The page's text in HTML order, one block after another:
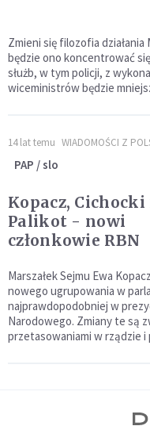
Zmieni się filozofia
będzie ono koncentrować
służb, w tym policji, z
wiceministrów będzie
14 lat temu WIADOMOŚCI Z
PAP / slo
Kopacz, Cichocki
Palikot - nowi
członkowie RBN
Marszałek Sejmu Ewa
nowego ugrupowania w
najprawdopodobniej w
Narodowego. Zmiany te są
przetasowaniami w rządzie i